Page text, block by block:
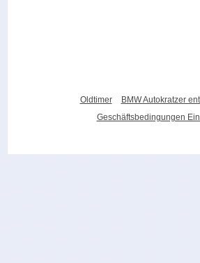
Oldtimer BMW Autokratzer
Geschäftsbedingungen